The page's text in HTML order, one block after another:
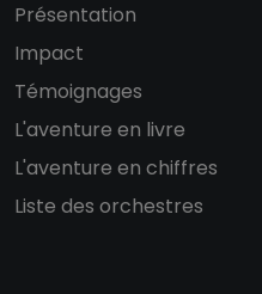
Présentation
Impact
Témoignages
L'aventure en livre
L'aventure en chiffres
Liste des orchestres